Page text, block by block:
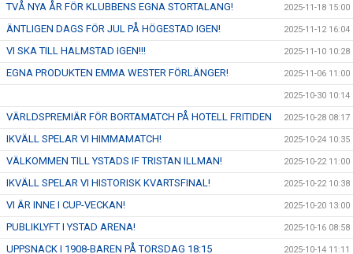
TVÅ NYA ÅR FÖR KLUBBENS EGNA STORTALANG! 2025-11-18 15:00
ÄNTLIGEN DAGS FÖR JUL PÅ HÖGESTAD IGEN! 2025-11-12 16:04
VI SKA TILL HALMSTAD IGEN!!! 2025-11-10 10:28
EGNA PRODUKTEN EMMA WESTER FÖRLÄNGER! 2025-11-06 11:00
2025-10-30 10:14
VÄRLDSPREMIÄR FÖR BORTAMATCH PÅ HOTELL FRITIDEN 2025-10-28 08:17
IKVÄLL SPELAR VI HIMMAMATCH! 2025-10-24 10:35
VÄLKOMMEN TILL YSTADS IF TRISTAN ILLMAN! 2025-10-22 11:00
IKVÄLL SPELAR VI HISTORISK KVARTSFINAL! 2025-10-22 10:38
VI ÄR INNE I CUP-VECKAN! 2025-10-20 13:00
PUBLIKLYFT I YSTAD ARENA! 2025-10-16 08:58
UPPSNACK I 1908-BAREN PÅ TORSDAG 18:15 2025-10-14 11:11